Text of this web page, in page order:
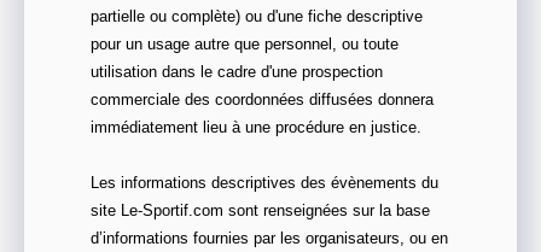
partielle ou complète) ou d'une fiche descriptive
pour un usage autre que personnel, ou toute
utilisation dans le cadre d'une prospection
commerciale des coordonnées diffusées donnera
immédiatement lieu à une procédure en justice.
Les informations descriptives des évènements du
site Le-Sportif.com sont renseignées sur la base
d’informations fournies par les organisateurs, ou en